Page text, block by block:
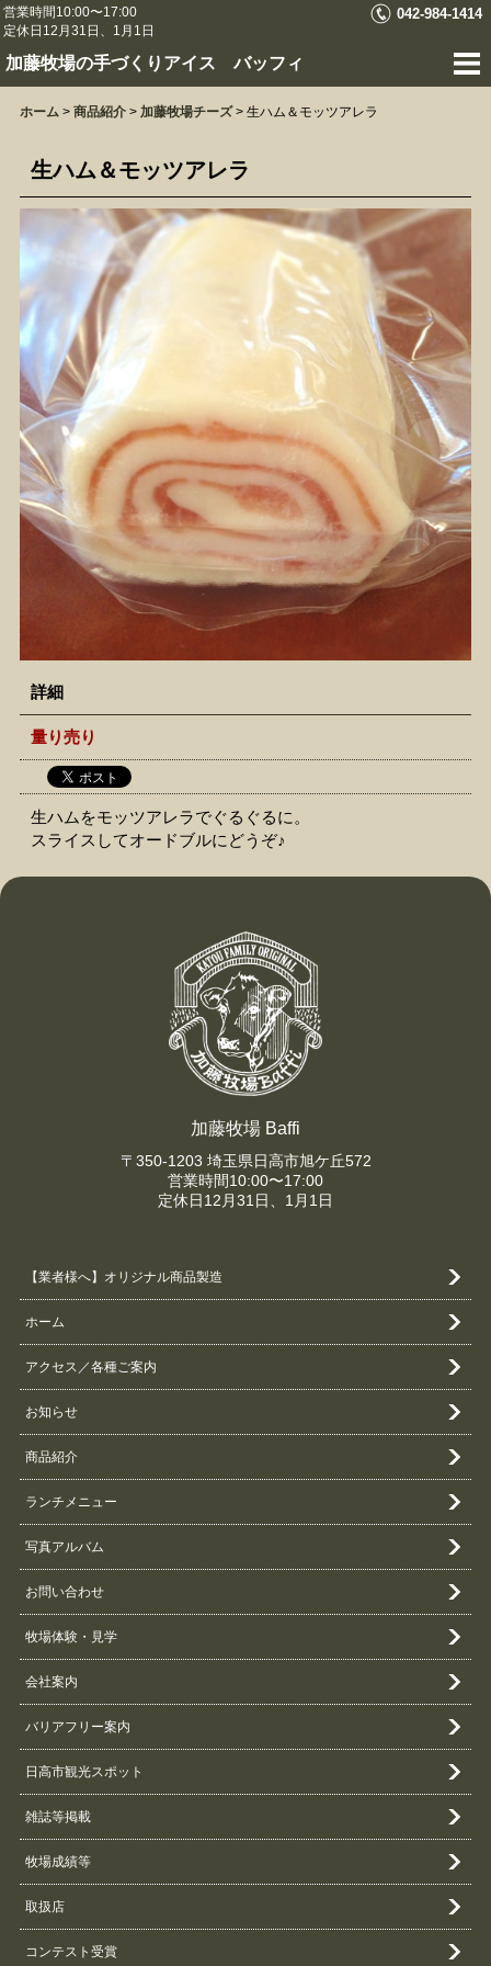
営業時間10:00〜17:00
定休日12月31日、1月1日
042-984-1414
加藤牧場の手づくりアイス バッフィ
ホーム > 商品紹介 > 加藤牧場チーズ > 生ハム＆モッツアレラ
生ハム＆モッツアレラ
詳細
量り売り
生ハムをモッツアレラでぐるぐるに。
スライスしてオードブルにどうぞ♪
加藤牧場 Baffi
〒350-1203 埼玉県日高市旭ケ丘572
営業時間10:00〜17:00
定休日12月31日、1月1日
【業者様へ】オリジナル商品製造
ホーム
アクセス／各種ご案内
お知らせ
商品紹介
ランチメニュー
写真アルバム
お問い合わせ
牧場体験・見学
会社案内
バリアフリー案内
日高市観光スポット
雑誌等掲載
牧場成績等
取扱店
コンテスト受賞